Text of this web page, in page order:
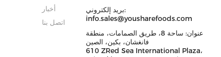
أخبار
اتصل بنا
بريد إلكتروني:
info.sales@yousharefoods.com
عنوان: ساحة 8، طريق الصمامات، منطقة
فانغشان، بكين، الصين
610 ZRed Sea International Plaza،